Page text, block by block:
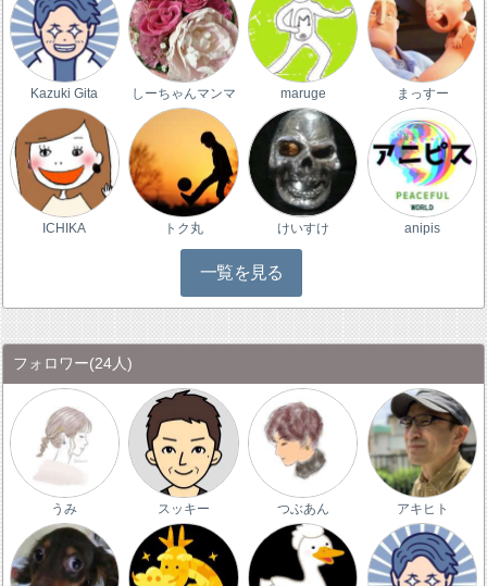
Kazuki Gita しーちゃんマンマ maruge まっすー
ICHIKA トク丸 けいすけ anipis
一覧を見る
フォロワー(24人)
うみ スッキー つぶあん アキヒト